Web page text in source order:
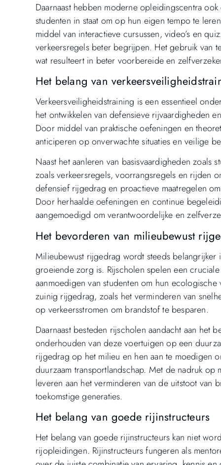
Daarnaast hebben moderne opleidingscentra
studenten in staat om op hun eigen tempo te
middel van interactieve cursussen, video’s en
verkeersregels beter begrijpen. Het gebruik van
wat resulteert in beter voorbereide en
Het belang van
Verkeersveiligheidstraining is een essentieel
het ontwikkelen van defensieve rijvaardigheden
Door middel van praktische oefeningen en
anticiperen op onverwachte situaties en veilige
Naast het aanleren van basisvaardigheden
zoals verkeersregels, voorrangsregels en rijden
defensief rijgedrag en proactieve maatregelen
Door herhaalde oefeningen en continue
aangemoedigd om verantwoordelijke en
Het bevorderen van milieubewust
Milieubewust rijgedrag wordt steeds
groeiende zorg is. Rijscholen spelen een
aanmoedigen van studenten om hun
zuinig rijgedrag, zoals het verminderen van
op verkeersstromen om brandstof te besparen.
Daarnaast besteden rijscholen aandacht aan het
onderhouden van deze voertuigen op een
rijgedrag op het milieu en hen aan te moedigen
duurzaam transportlandschap. Met de nadruk
leveren aan het verminderen van de uitstoot van
toekomstige generaties.
Het belang van goede rijinstructeurs
Het belang van goede rijinstructeurs kan niet
rijopleidingen. Rijinstructeurs fungeren als